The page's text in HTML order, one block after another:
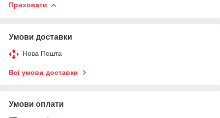
Приховати
Умови доставки
Нова Пошта
Всі умови доставки
Умови оплати